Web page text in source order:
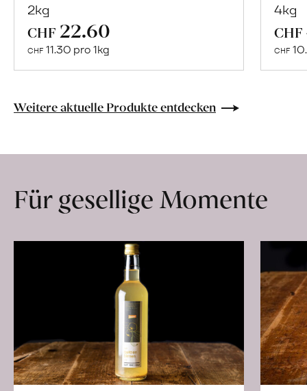
2kg
CHF 22.60
CHF 11.30 pro 1kg
Naturbelassene
Lebensmittel
Hof
erfahren
4kg
CHF
CHF
Weitere aktuelle Produkte entdecken
Für gesellige Momente